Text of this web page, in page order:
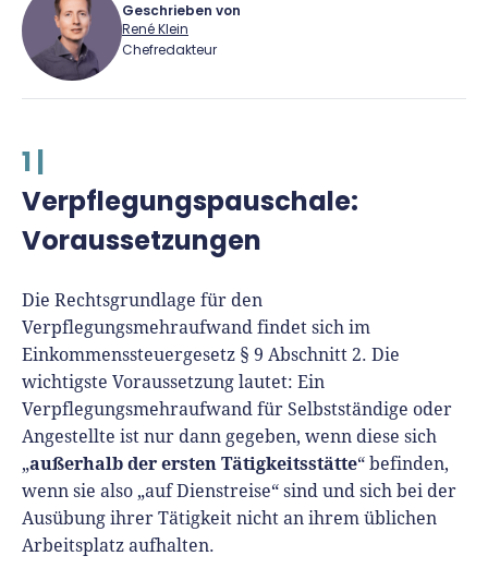
Geschrieben von
René Klein
Chefredakteur
Seit 2010 ist René als Gründer von Für-
Gründer.de Teil der deutschen
Gründerinnen und Gründern praxisnahe
Inhalte und echte Insights an die Hand zu
geben. Das tut er als Chefredakteur,
Podcast-Host, Webinar-Moderator und auf
unserem YouTube-Kanal.
Er ist Interviewpartner in anderen Medien
und verfasst Fachbeiträge zu
Gründungsthemen.
1 |
Verpflegungspauschale:
Voraussetzungen
Die Rechtsgrundlage für den
Verpflegungsmehraufwand findet sich im
Einkommenssteuergesetz § 9 Abschnitt 2. Die
wichtigste Voraussetzung lautet: Ein
Verpflegungsmehraufwand für Selbstständige oder
Angestellte ist nur dann gegeben, wenn diese sich
„außerhalb der ersten Tätigkeitsstätte“ befinden,
wenn sie also „auf Dienstreise“ sind und sich bei der
Ausübung ihrer Tätigkeit nicht an ihrem üblichen
Arbeitsplatz aufhalten.